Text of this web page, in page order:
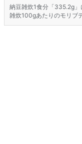
納豆雑炊1食分「335.2g
雑炊100gあたりのモリブ